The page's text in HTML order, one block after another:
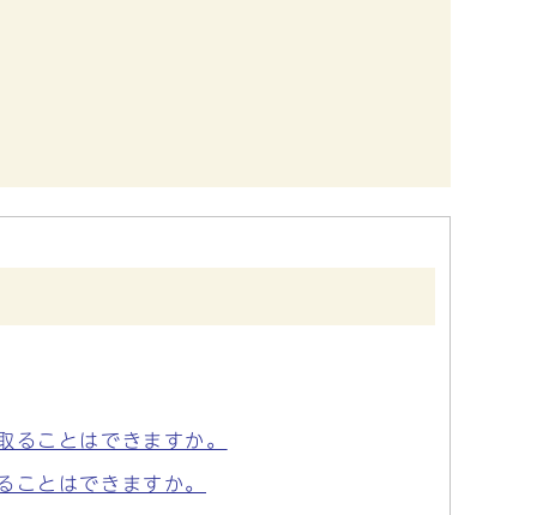
ことはできますか。
ことはできますか。